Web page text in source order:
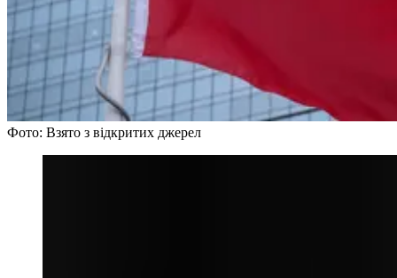
Фото: Взято з відкритих джерел